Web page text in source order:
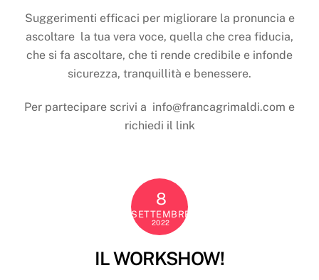
Suggerimenti efficaci per migliorare la pronuncia e
ascoltare la tua vera voce, quella che crea fiducia,
che si fa ascoltare, che ti rende credibile e infonde
sicurezza, tranquillità e benessere.
Per partecipare scrivi a info@francagrimaldi.com e
richiedi il link
8
SETTEMBRE
2022
IL WORKSHOW!